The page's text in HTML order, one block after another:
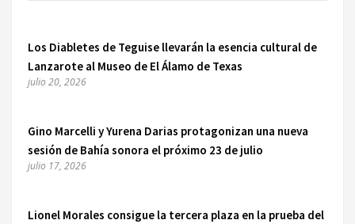
Los Diabletes de Teguise llevarán la esencia cultural de
Lanzarote al Museo de El Álamo de Texas
julio 20, 2026
Gino Marcelli y Yurena Darias protagonizan una nueva
sesión de Bahía sonora el próximo 23 de julio
julio 17, 2026
Lionel Morales consigue la tercera plaza en la prueba del